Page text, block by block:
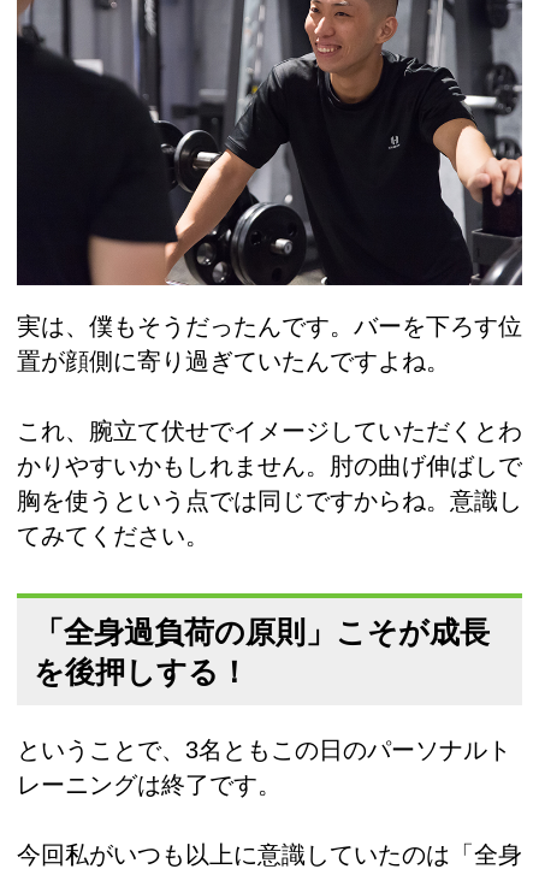
実は、僕もそうだったんです。バーを下ろす位
置が顔側に寄り過ぎていたんですよね。
これ、腕立て伏せでイメージしていただくとわ
かりやすいかもしれません。肘の曲げ伸ばしで
胸を使うという点では同じですからね。意識し
てみてください。
「全身過負荷の原則」こそが成長
を後押しする！
ということで、3名ともこの日のパーソナルト
レーニングは終了です。
今回私がいつも以上に意識していたのは「全身